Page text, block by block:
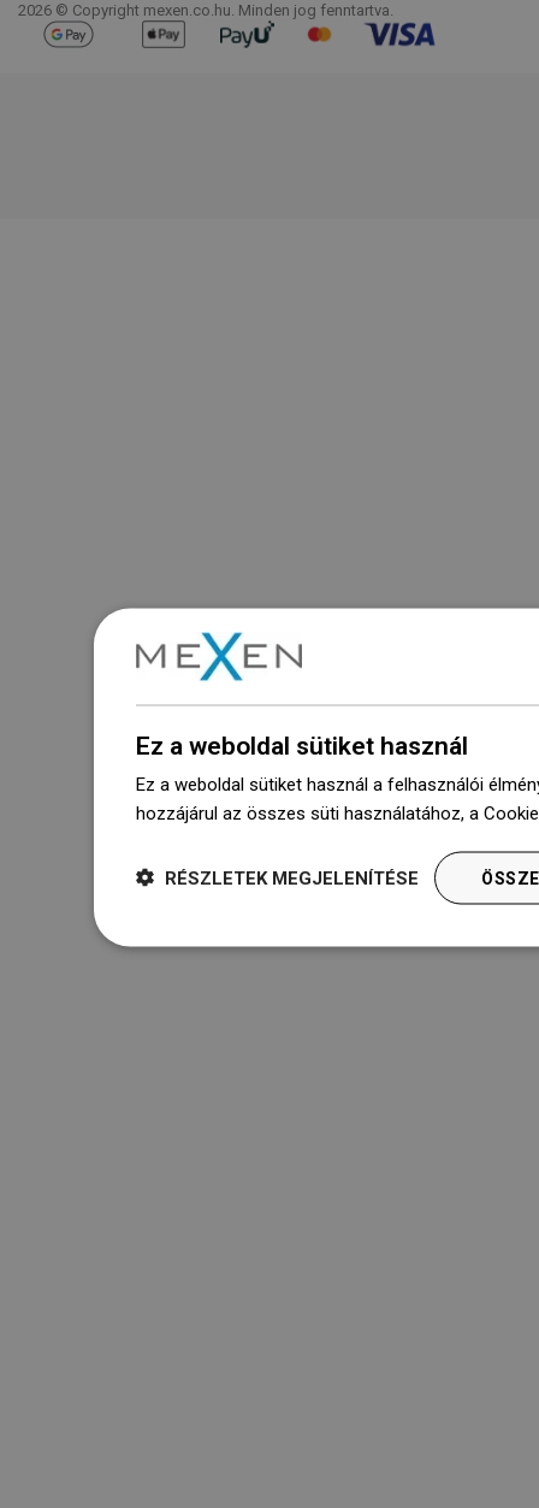
2026 © Copyright mexen.co.hu. Minden jog fenntartva.
Ez a weboldal sütiket használ
Ez a weboldal sütiket használ a felhasználói
hozzájárul az összes süti használatához, a
RÉSZLETEK MEGJELENÍTÉSE